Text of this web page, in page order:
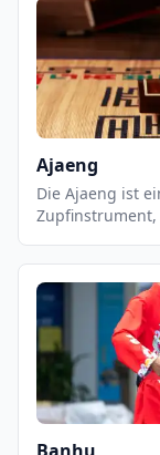
Ajaeng
Die Ajaeng ist
Zupfinstrument,
einem Bogen
besteht. Die Ajaeng ist ein sehr altes Instrument, das
schon seit
wird in vielen
um eine tiefe,
erzeugen.